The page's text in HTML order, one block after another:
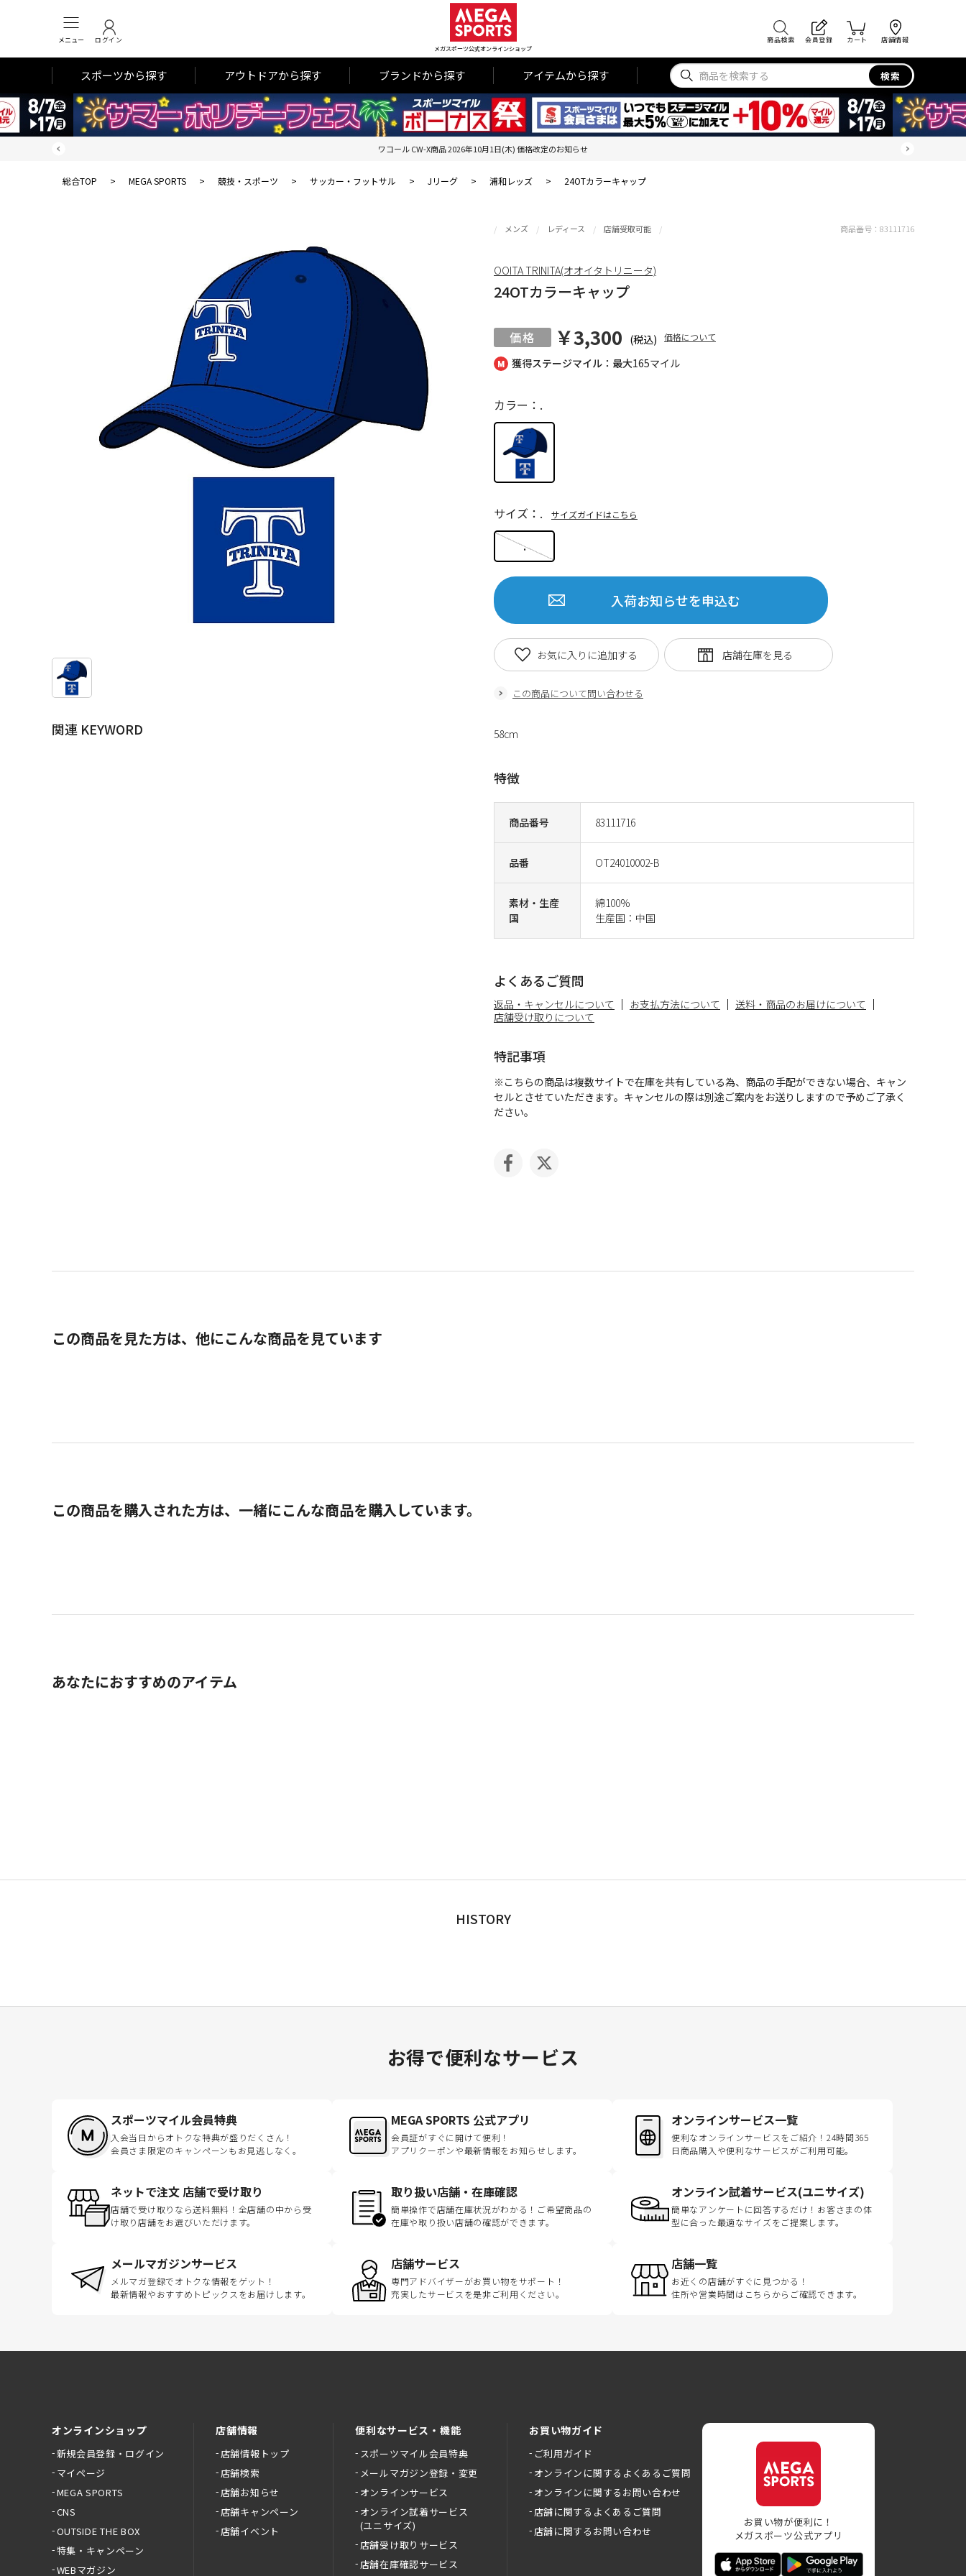
メニュー ログイン
メガスポーツ公式オンラインショップ
商品検索 会員登録 カート 店舗情報
スポーツから探す アウトドアから探す ブランドから探す アイテムから探す 検索
ワコール CW-X商品 2026年10月1日(木) 価格改定のお知らせ
総合TOP > MEGA SPORTS > 競技・スポーツ > サッカー・フットサル > Jリーグ > 浦和レッズ > 24OTカラーキャップ
関連 KEYWORD
獲得ステージマイル：最大165マイル
メンズ レディース 店舗受取可能
24OTカラーキャップ
￥3,300 (税込) 価格について
商品番号 83111716
品番 OT24010002-B
素材・生産
国
綿100%
生産国：中国
カラー：.
.
サイズ：. サイズガイドはこちら
入荷お知らせを申込む
この商品について問い合わせる
お気に入りに追加する
商品番号： 83111716
OOITA TRINITA(オオイタトリニータ)
58cm
特徴
よくあるご質問
返品・キャンセルについて お支払方法について
送料・商品のお届けについて
店舗受け取りについて
特記事項
※こちらの商品は複数サイトで在庫を共有している為、商品の手配ができない場合、キャン
セルとさせていただきます。キャンセルの際は別途ご案内をお送りしますので予めご了承く
ださい。
この商品を見た方は、他にこんな商品を見ています
この商品を購入された方は、一緒にこんな商品を購入しています。
あなたにおすすめのアイテム
HISTORY
お得で便利なサービス
スポーツマイル会員特典
入会当日からオトクな特典が盛りだくさん！
会員さま限定のキャンペーンもお見逃しなく。
MEGA SPORTS 公式アプリ
会員証がすぐに開けて便利！
アプリクーポンや最新情報をお知らせします。
オンラインサービス一覧
便利なオンラインサービスをご紹介！24時間365
日商品購入や便利なサービスがご利用可能。
ネットで注文 店舗で受け取り
店舗で受け取りなら送料無料！全店舗の中から受
け取り店舗をお選びいただけます。
取り扱い店舗・在庫確認
簡単操作で店舗在庫状況がわかる！ご希望商品の
在庫や取り扱い店舗の確認ができます。
オンライン試着サービス(ユニサイズ)
簡単なアンケートに回答するだけ！お客さまの体
型に合った最適なサイズをご提案します。
メールマガジンサービス
メルマガ登録でオトクな情報をゲット！
最新情報やおすすめトピックスをお届けします。
店舗サービス
専門アドバイザーがお買い物をサポート！
充実したサービスを是非ご利用ください。
店舗一覧
お近くの店舗がすぐに見つかる！
住所や営業時間はこちらからご確認できます。
オンラインショップ
新規会員登録・ログイン
マイページ
MEGA SPORTS
CNS
OUTSIDE THE BOX
特集・キャンペーン
WEBマガジン
店舗情報
店舗情報トップ
店舗検索
店舗お知らせ
店舗キャンペーン
店舗イベント
便利なサービス・機能
スポーツマイル会員特典
メールマガジン登録・変更
オンラインサービス
オンライン試着サービス
(ユニサイズ)
店舗受け取りサービス
店舗在庫確認サービス
お買い物ガイド
ご利用ガイド
オンラインに関するよくあるご質問
オンラインに関するお問い合わせ
店舗に関するよくあるご質問
店舗に関するお問い合わせ
お買い物が便利に！
メガスポーツ公式アプリ